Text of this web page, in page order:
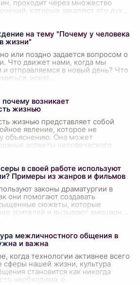
проходит через множество
которые закаляют его дух
на тему "Почему у человека
жизни"
или поздно задается вопросом о
Что движет нами, когда мы
отправляемся в новый день? Что
искат
возникает
жизнью
жизнью представляет собой
явление, которое не
объяснению. Она может
аспекты человеческого
в своей работе используют
Примеры из жанров и фильмов
законы драматургии в
они помогают создавать
сюжеты, которые
зрителей и вызывают эмоцион
межличностного общения в
и важна
когда технологии активнее всего
сферы нашей жизни, культура
становится как никогда
необходима, о